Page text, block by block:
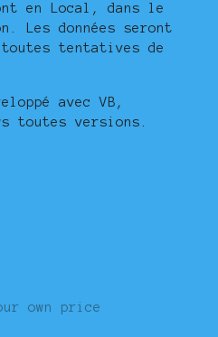
en Local, dans le
Les données seront
tentatives de
avec VB,
toutes versions.
own price